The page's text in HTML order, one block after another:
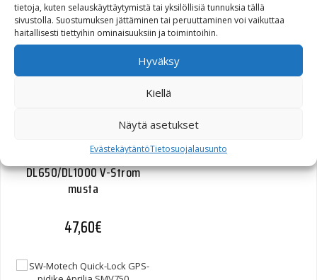
tietoja, kuten selauskäyttäytymistä tai yksilöllisiä tunnuksia tällä
sivustolla. Suostumuksen jättäminen tai peruuttaminen voi vaikuttaa
haitallisesti tiettyihin ominaisuuksiin ja toimintoihin.
Hyväksy
Kiellä
Näytä asetukset
EvästekäytäntöTietosuojalausunto
1050 musta
47,60€
SW-Motech Vaimennettu
GPS-pidike Suzuki
DL650/DL1000 V-Strom
musta
47,60€